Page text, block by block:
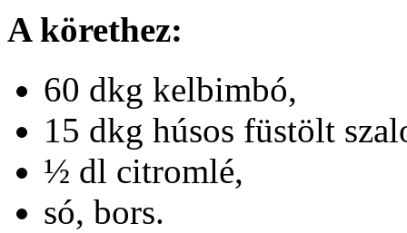
A körethez:
60 dkg kelbimbó,
15 dkg húsos füstölt
½ dl citromlé,
só, bors.